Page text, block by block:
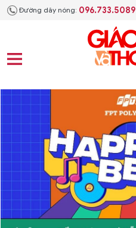
Đường dây nóng: 096.733.5089